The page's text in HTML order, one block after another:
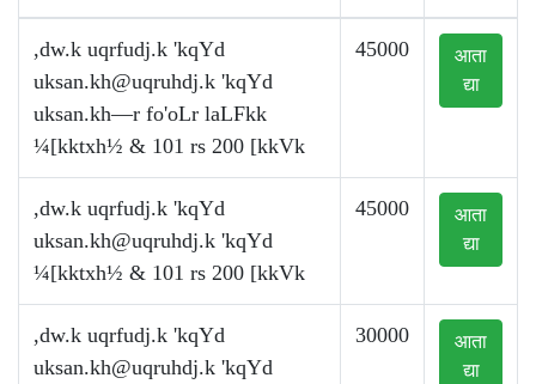
,dw.k uqrfudj.k 'kqYd
uksan.kh@uqruhdj.k 'kqYd
uksan.kh—r fo'oLr laLFkk
¼[kktxh½ & 101 rs 200 [kkVk
45000
आता
द्या
,dw.k uqrfudj.k 'kqYd
uksan.kh@uqruhdj.k 'kqYd
¼[kktxh½ & 101 rs 200 [kkVk
45000
आता
द्या
,dw.k uqrfudj.k 'kqYd
uksan.kh@uqruhdj.k 'kqYd
30000
आता
द्या